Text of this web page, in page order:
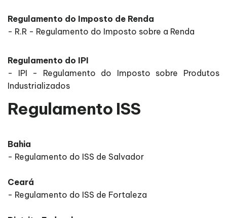
Regulamento do Imposto de Renda
- R.R - Regulamento do Imposto sobre a Renda
Regulamento do IPI
- IPI - Regulamento do Imposto sobre Produtos
Industrializados
Regulamento ISS
Bahia
- Regulamento do ISS de Salvador
Ceará
- Regulamento do ISS de Fortaleza